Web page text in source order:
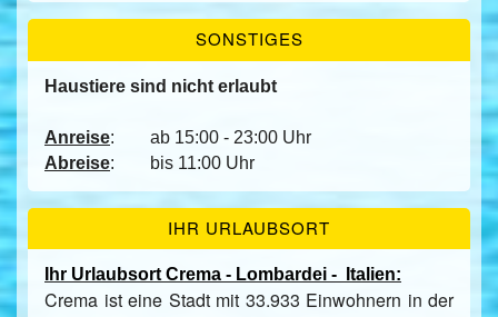
SONSTIGES
Haustiere sind nicht erlaubt
Anreise:
ab 15:00 - 23:00 Uhr
Abreise: bis 11:00 Uhr
IHR URLAUBSORT
Ihr Urlaubsort Crema - Lombardei - Italien:
Crema ist eine Stadt mit 33.933 Einwohnern in der